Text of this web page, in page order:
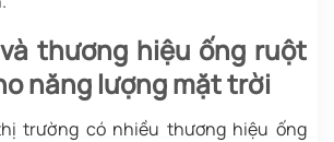
thương hiệu ống ruột
năng lượng mặt trời
trường có nhiều thương hiệu ống